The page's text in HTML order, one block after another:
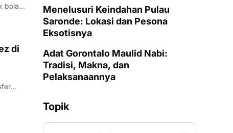
di
Menelusuri Keindahan Pulau
Saronde: Lokasi dan Pesona
Eksotisnya
Adat Gorontalo Maulid Nabi:
Tradisi, Makna, dan
Pelaksanaannya
Topik